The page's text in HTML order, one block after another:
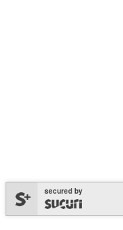
secured by